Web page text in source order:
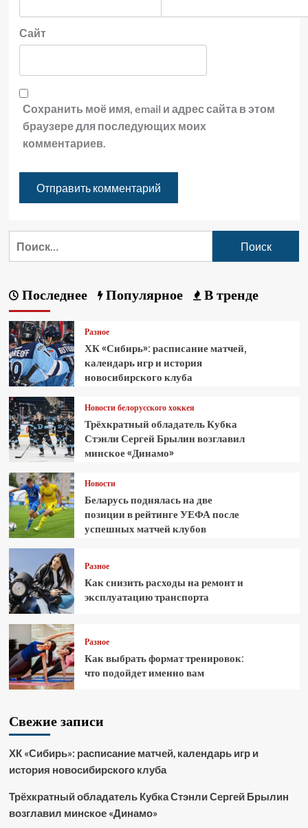
Сайт
Сохранить моё имя, email и адрес сайта в этом
браузере для последующих моих
комментариев.
Последнее Популярное В тренде
Разное
ХК «Сибирь»: расписание матчей,
календарь игр и история
новосибирского клуба
Новости белорусского хоккея
Трёхкратный обладатель Кубка
Стэнли Сергей Брылин возглавил
минское «Динамо»
Новости
Беларусь поднялась на две
позиции в рейтинге УЕФА после
успешных матчей клубов
Разное
Как снизить расходы на ремонт и
эксплуатацию транспорта
Разное
Как выбрать формат тренировок:
что подойдет именно вам
Свежие записи
ХК «Сибирь»: расписание матчей, календарь игр и
история новосибирского клуба
Трёхкратный обладатель Кубка Стэнли Сергей Брылин
возглавил минское «Динамо»